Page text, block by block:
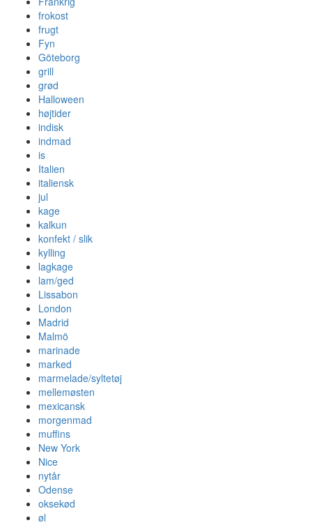
frokost
frugt
Fyn
Göteborg
grill
grød
Halloween
højtider
indisk
indmad
is
Italien
italiensk
jul
kage
kalkun
konfekt / slik
kylling
lagkage
lam/ged
Lissabon
London
Madrid
Malmö
marinade
marked
marmelade/syltetøj
mellemøsten
mexicansk
morgenmad
muffins
New York
Nice
nytår
Odense
oksekød
øl